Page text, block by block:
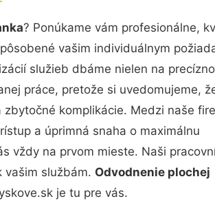
? Ponúkame vám profesionálne,
vašim individuálnym
služieb dbáme nielen na
práce, pretože si uvedomujeme,
komplikácie. Medzi naše
a úprimná snaha o maximálnu
vždy na prvom mieste. Naši
vašim službám. Odvodnenie plochej
je tu pre vás.